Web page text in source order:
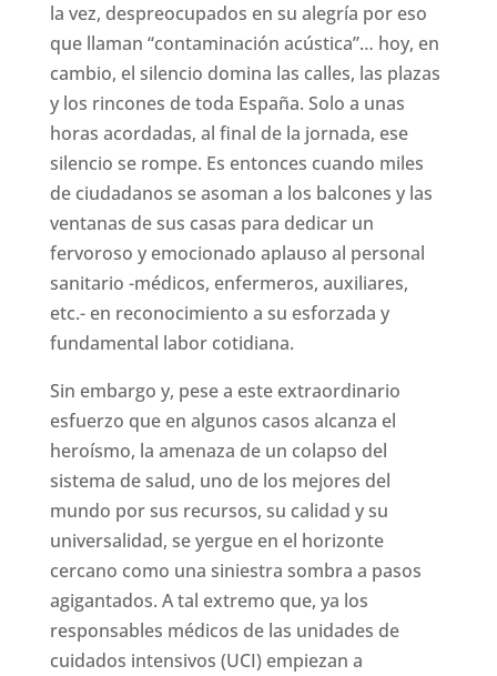
la vez, despreocupados en su alegría por eso
que llaman “contaminación acústica”… hoy, en
cambio, el silencio domina las calles, las plazas
y los rincones de toda España. Solo a unas
horas acordadas, al final de la jornada, ese
silencio se rompe. Es entonces cuando miles
de ciudadanos se asoman a los balcones y las
ventanas de sus casas para dedicar un
fervoroso y emocionado aplauso al personal
sanitario -médicos, enfermeros, auxiliares,
etc.- en reconocimiento a su esforzada y
fundamental labor cotidiana.
Sin embargo y, pese a este extraordinario
esfuerzo que en algunos casos alcanza el
heroísmo, la amenaza de un colapso del
sistema de salud, uno de los mejores del
mundo por sus recursos, su calidad y su
universalidad, se yergue en el horizonte
cercano como una siniestra sombra a pasos
agigantados. A tal extremo que, ya los
responsables médicos de las unidades de
cuidados intensivos (UCI) empiezan a